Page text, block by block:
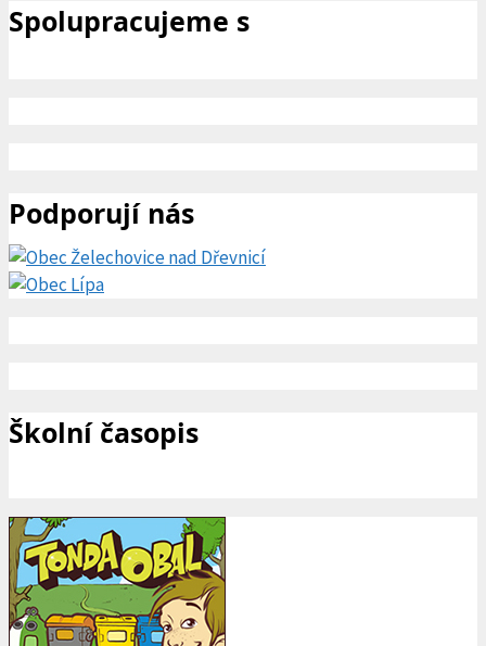
Spolupracujeme s
Podporují nás
Školní časopis